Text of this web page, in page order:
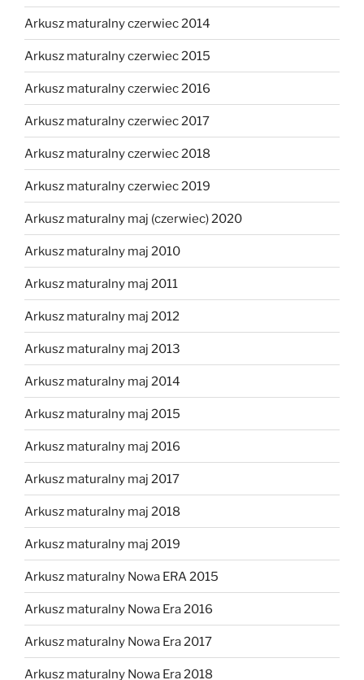
Arkusz maturalny czerwiec 2014
Arkusz maturalny czerwiec 2015
Arkusz maturalny czerwiec 2016
Arkusz maturalny czerwiec 2017
Arkusz maturalny czerwiec 2018
Arkusz maturalny czerwiec 2019
Arkusz maturalny maj (czerwiec) 2020
Arkusz maturalny maj 2010
Arkusz maturalny maj 2011
Arkusz maturalny maj 2012
Arkusz maturalny maj 2013
Arkusz maturalny maj 2014
Arkusz maturalny maj 2015
Arkusz maturalny maj 2016
Arkusz maturalny maj 2017
Arkusz maturalny maj 2018
Arkusz maturalny maj 2019
Arkusz maturalny Nowa ERA 2015
Arkusz maturalny Nowa Era 2016
Arkusz maturalny Nowa Era 2017
Arkusz maturalny Nowa Era 2018